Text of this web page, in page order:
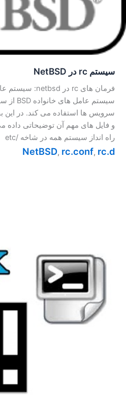
سیستم rc در NetBSD
سرویس ها استفاده می کند. در
و فایل های مهم آن توضیحاتی داده
راه انداز سیستم همه در شاخه /etc
NetBSD, rc.conf, rc.d